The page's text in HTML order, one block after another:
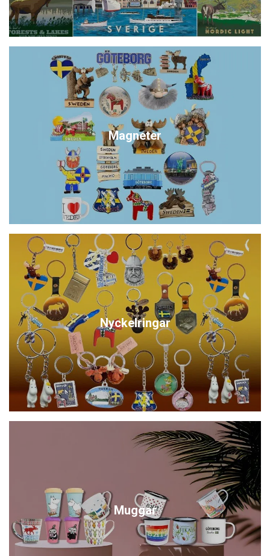
Magneter
Nyckelringar
Muggar